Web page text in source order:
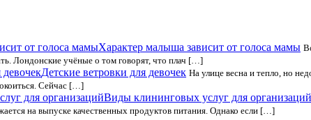
Характер малыша зависит от голоса мамы
Лондонские учёные о том говорят, что плач […]
Детские ветровки для девочек На улице весна и тепло, но
Сейчас […]
Виды клининговых услуг для организаций
на выпуске качественных продуктов питания. Однако если […]